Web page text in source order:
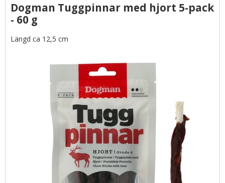
Dogman Tuggpinnar med hjort 5-pack
- 60 g
Längd ca 12,5 cm